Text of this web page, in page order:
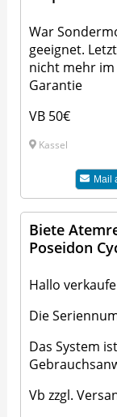
War
geeignet.
nicht mehr im
Garantie
VB 50€
Kassel
Mail
Biete
Poseidon
Hallo
Die
Das System
Vb zzgl.